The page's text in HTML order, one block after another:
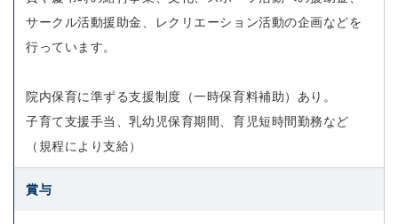
サークル活動援助金、レクリエーション活動の企画などを
行っています。
院内保育に準ずる支援制度（一時保育料補助）あり。
子育て支援手当、乳幼児保育期間、育児短時間勤務など
（規程により支給）
賞与